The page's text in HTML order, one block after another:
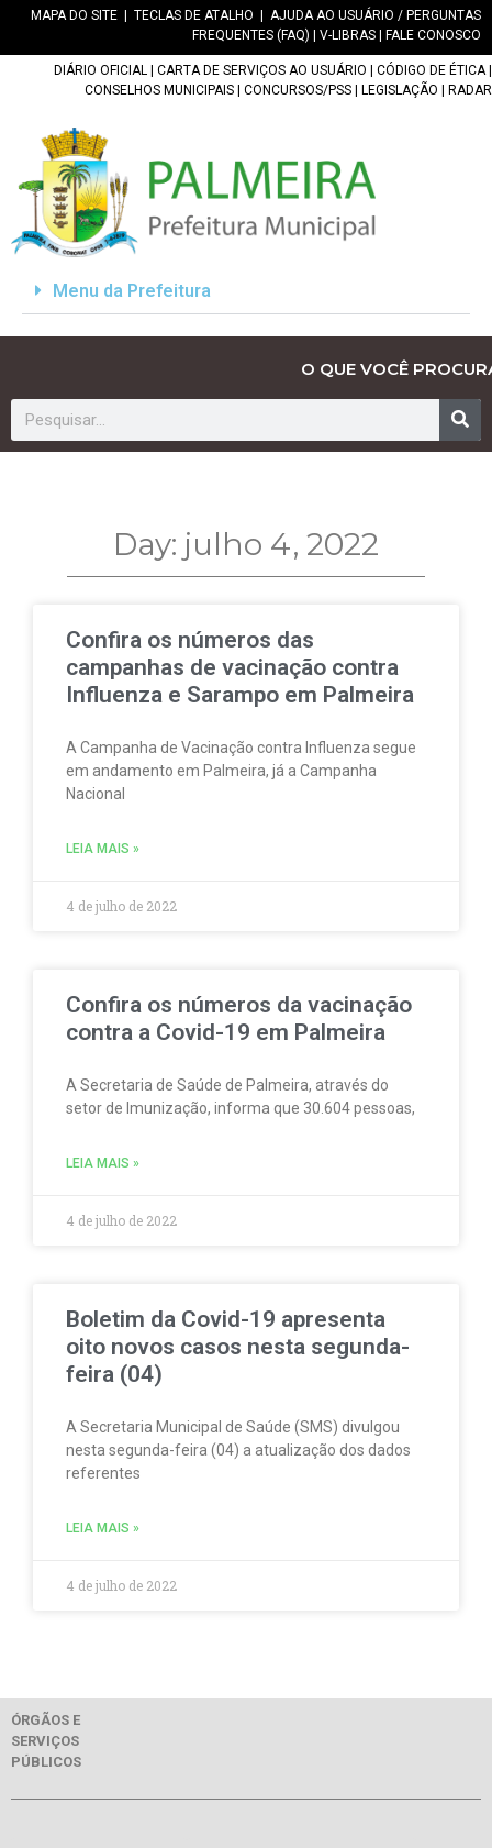
MAPA DO SITE TECLAS DE ATALHO
AJUDA AO USUÁRIO / PERGUNTAS
FREQUENTES (FAQ)
V-LIBRAS FALE CONOSCO
DIÁRIO OFICIAL CARTA DE SERVIÇOS AO USUÁRIO CÓDIGO DE ÉTICA|
CONSELHOS MUNICIPAIS
CONCURSOS/PSS LEGISLAÇÃO RADAR
Menu da Prefeitura
O QUE VOCÊ
Day: julho 4, 2022
Confira os números das
campanhas de vacinação contra
Influenza e Sarampo em Palmeira
A Campanha de Vacinação contra Influenza segue
em andamento em Palmeira, já a Campanha
Nacional
LEIA MAIS »
4 de julho de 2022
Confira os números da vacinação
contra a Covid-19 em Palmeira
A Secretaria de Saúde de Palmeira, através do
setor de Imunização, informa que 30.604 pessoas,
LEIA MAIS »
4 de julho de 2022
Boletim da Covid-19 apresenta
oito novos casos nesta segunda-
feira (04)
A Secretaria Municipal de Saúde (SMS) divulgou
nesta segunda-feira (04) a atualização dos dados
referentes
LEIA MAIS »
4 de julho de 2022
ÓRGÃOS E
SERVIÇOS
PÚBLICOS